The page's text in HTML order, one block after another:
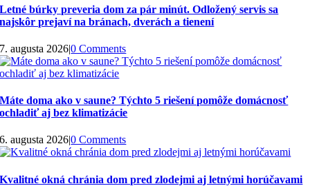
Letné búrky preveria dom za pár minút. Odložený servis sa
najskôr prejaví na bránach, dverách a tienení
7. augusta 2026|0 Comments
Máte doma ako v saune? Týchto 5 riešení pomôže domácnosť
ochladiť aj bez klimatizácie
6. augusta 2026|0 Comments
Kvalitné okná chránia dom pred zlodejmi aj letnými horúčavami